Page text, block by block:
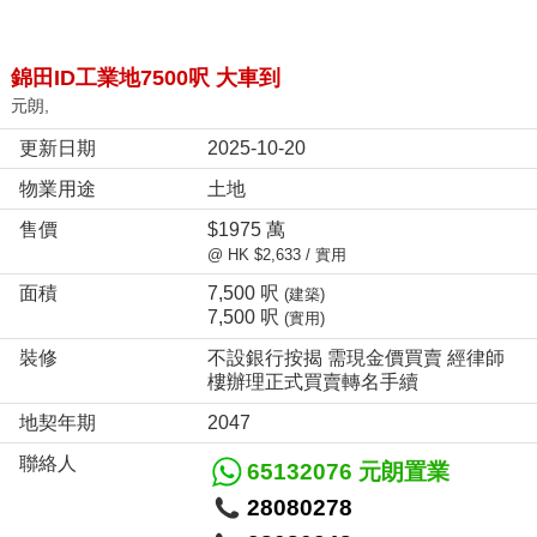
錦田ID工業地7500呎 大車到
元朗,
更新日期
2025-10-20
物業用途
土地
售價
$1975 萬
@ HK $2,633 / 實用
面積 7,500 呎 (建築)
7,500 呎 (實用)
裝修
不設銀行按揭 需現金價買賣 經律師
樓辦理正式買賣轉名手續
地契年期
2047
聯絡人
65132076 元朗置業
28080278